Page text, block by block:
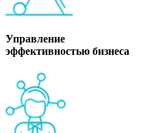
Управление
эффективностью бизнеса